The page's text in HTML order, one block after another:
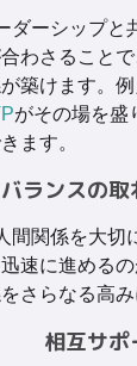
ダーシップと
わさること
築けます。例
がその場を盛
ます。
バランスの取
間関係を大切
速に進める
さらなる高み
相互サポ